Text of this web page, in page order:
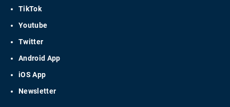
TikTok
Youtube
Twitter
Android App
iOS App
Newsletter